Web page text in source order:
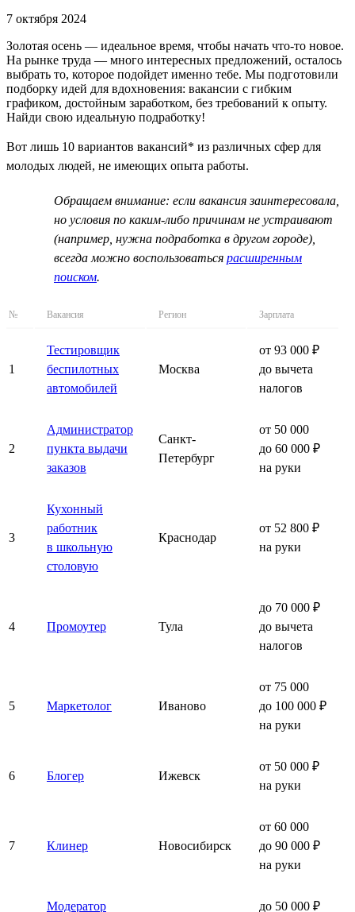
7 октября 2024
Золотая осень — идеальное время, чтобы начать что-то новое.
На рынке труда — много интересных предложений, осталось
выбрать то, которое подойдет именно тебе. Мы подготовили
подборку идей для вдохновения: вакансии с гибким
графиком, достойным заработком, без требований к опыту.
Найди свою идеальную подработку!
Вот лишь 10 вариантов вакансий* из различных сфер для
молодых людей, не имеющих опыта работы.
Обращаем внимание: если вакансия заинтересовала,
но условия по каким-либо причинам не устраивают
(например, нужна подработка в другом городе),
всегда можно воспользоваться расширенным
поиском.
№ Вакансия Регион Зарплата
1
Тестировщик
беспилотных
автомобилей
Москва
от 93 000 ₽
до вычета
налогов
2
Администратор
пункта выдачи
заказов
Санкт-
Петербург
от 50 000
до 60 000 ₽
на руки
3
Кухонный
работник
в школьную
столовую
Краснодар
от 52 800 ₽
на руки
4 Промоутер Тула
до 70 000 ₽
до вычета
налогов
5 Маркетолог Иваново
от 75 000
до 100 000 ₽
на руки
6 Блогер Ижевск
от 50 000 ₽
на руки
7 Клинер Новосибирск
от 60 000
до 90 000 ₽
на руки
Модератор до 50 000 ₽